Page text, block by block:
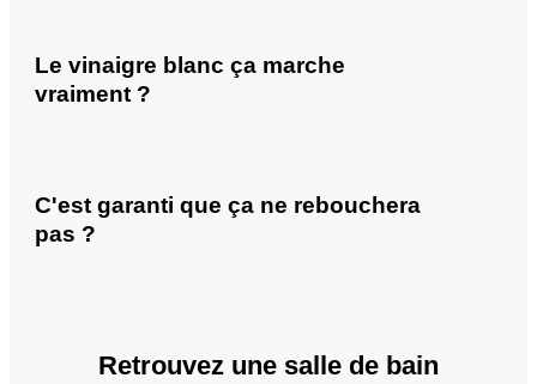
Le vinaigre blanc ça marche
vraiment ?
C'est garanti que ça ne rebouchera
pas ?
Retrouvez une salle de bain